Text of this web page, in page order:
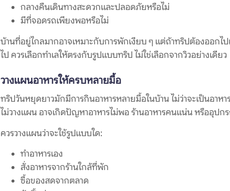
กลางคืนเดินทางสะดวกและปลอดภัยหรือไม่
มีที่จอดรถเพียงพอหรือไม่
บ้านที่อยู่ไกลมากอาจเหมาะกับการพักเงียบ ๆ แต่ถ้าทริปต้องออกไ
ไป ควรเลือกทำเลให้ตรงกับรูปแบบทริป ไม่ใช่เลือกจากวิวอย่างเดียว
วางแผนอาหารให้ครบหลายมื้อ
ทริปวันหยุดยาวมักมีการกินอาหารหลายมื้อในบ้าน ไม่ว่าจะเป็นอาหา
ไม่วางแผน อาจเกิดปัญหาอาหารไม่พอ ร้านอาหารคนแน่น หรืออุปก
ควรวางแผนว่าจะใช้รูปแบบใด:
ทำอาหารเอง
สั่งอาหารจากร้านใกล้ที่พัก
ซื้อของสดจากตลาด